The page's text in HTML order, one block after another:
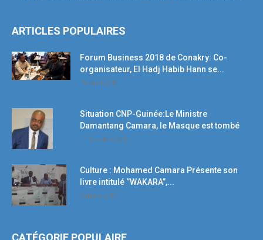
ARTICLES POPULAIRES
Forum Business 2018 de Conakry: Co-
organisateur, El Hadj Habib Hann se...
19 avril 2018
Situation CNP-Guinée:Le Ministre
Damantang Camara, le Masque est tombé
11 octobre 2017
Culture : Mohamed Camara Présente son
livre intitulé ‘’WAKARA’’,...
5 mars 2018
CATÉGORIE POPULAIRE